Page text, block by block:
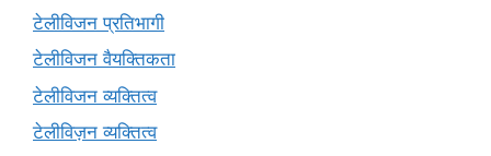
टेलीविजन प्रतिभागी
टेलीविजन वैयक्तिकता
टेलीविजन व्यक्तित्व
टेलीविज़न व्यक्तित्व